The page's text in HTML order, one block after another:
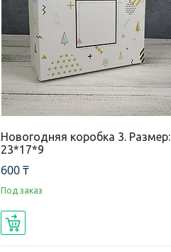
Новогодняя коробка 3. Размер:
23*17*9
600 ₸
Под заказ